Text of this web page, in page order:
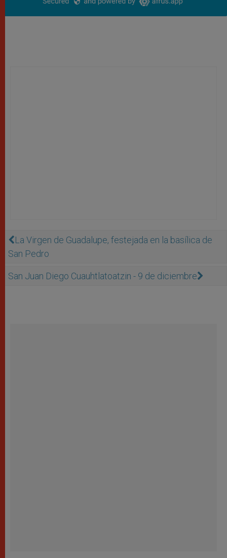
La Virgen de Guadalupe, festejada en la basílica de
San Pedro
San Juan Diego Cuauhtlatoatzin - 9 de diciembre